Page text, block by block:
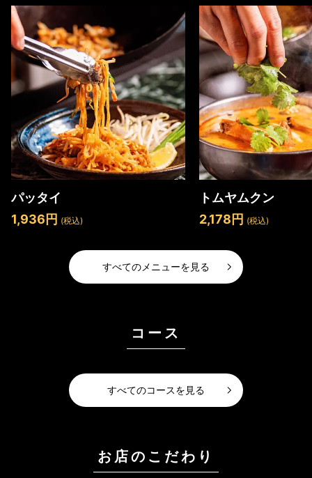
パッタイ
1,936円 (税込)
トムヤムクン
2,178円 (税込)
すべてのメニューを見る
コース
すべてのコースを見る
お店のこだわり